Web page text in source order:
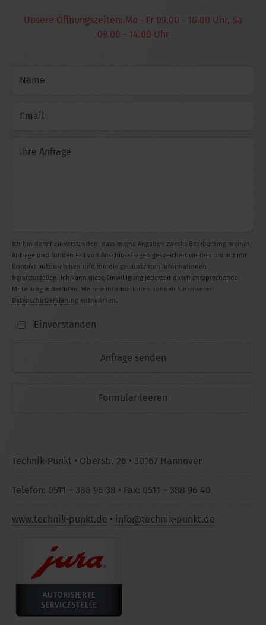
Unsere Öffnungszeiten: Mo - Fr 09.00 - 18.00 Uhr, Sa
09.00 - 14.00 Uhr
Ich bin damit einverstanden, dass meine Angaben zwecks Bearbeitung meiner
Anfrage und für den Fall von Anschlussfragen gespeichert werden um mit mir
Kontakt aufzunehmen und mir die gewünschten Informationen
bereitzustellen. Ich kann diese Einwilligung jederzeit durch entsprechende
Mitteilung widerrufen. Weitere Informationen können Sie unserer
Datenschutzerklärung entnehmen.
Einverstanden
Technik-Punkt • Oberstr. 26 • 30167 Hannover
Telefon: 0511 – 388 96 38 • Fax: 0511 – 388 96 40
www.technik-punkt.de • info@technik-punkt.de